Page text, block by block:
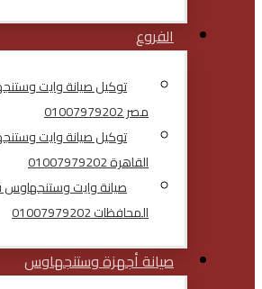
الفروع
توكيل صيانة وايت
مصر 01007979202
توكيل صيانة وايت
القاهرة 01007979202
صيانة وايت
المحافظات 01007979202
صيانة أجهزة وستنجهاوس